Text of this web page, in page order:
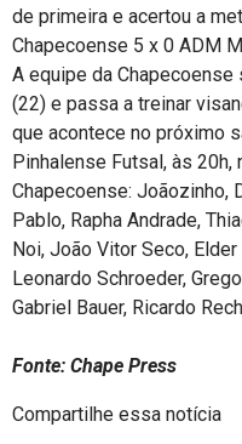
de primeira e acertou a
Chapecoense 5 x 0 ADM
A equipe da
(22) e passa a treinar
que acontece no próximo
Pinhalense Futsal, às
Chapecoense: Joãozinho,
Pablo, Rapha Andrade,
Noi, João Vitor Seco,
Leonardo Schroeder,
Gabriel Bauer, Ricardo
Fonte: Chape Press
Compartilhe essa notícia